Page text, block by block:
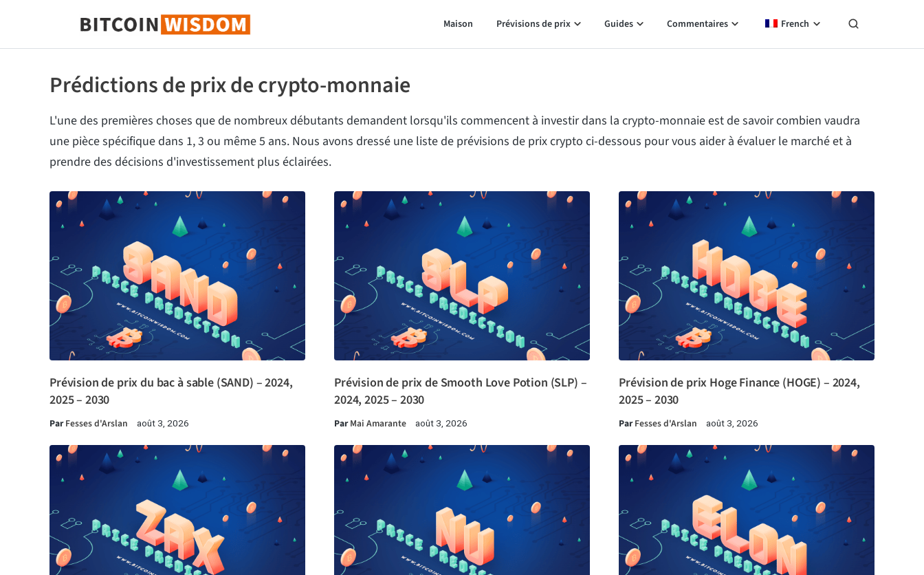
Bitcoin Sagesse
Maison Prévisions de prix Guides Commentaires French
Prédictions de prix de crypto-monnaie
L'une des premières choses que de nombreux débutants demandent lorsqu'ils commencent à investir dans la crypto-monnaie est de savoir combien vaudra
une pièce spécifique dans 1, 3 ou même 5 ans. Nous avons dressé une liste de prévisions de prix crypto ci-dessous pour vous aider à évaluer le marché et à
prendre des décisions d'investissement plus éclairées.
Prévision de prix du bac à sable (SAND) – 2024,
2025 – 2030
ParFesses d'Arslan août 3, 2026
Prévision de prix de Smooth Love Potion (SLP) –
2024, 2025 – 2030
ParMai Amarante août 3, 2026
Prévision de prix Hoge Finance (HOGE) – 2024,
2025 – 2030
ParFesses d'Arslan août 3, 2026